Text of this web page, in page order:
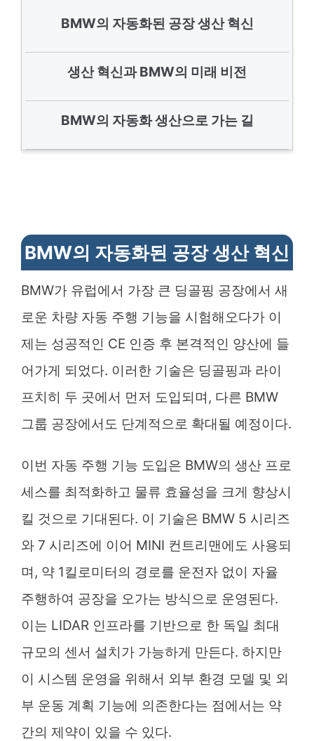
BMW의 자동화된 공장 생산 혁신
생산 혁신과 BMW의 미래 비전
BMW의 자동화 생산으로 가는 길
BMW의 자동화된 공장 생산 혁신
BMW가 유럽에서 가장 큰 딩골핑 공장에서 새
로운 차량 자동 주행 기능을 시험해오다가 이
제는 성공적인 CE 인증 후 본격적인 양산에 들
어가게 되었다. 이러한 기술은 딩골핑과 라이
프치히 두 곳에서 먼저 도입되며, 다른 BMW
그룹 공장에서도 단계적으로 확대될 예정이다.
이번 자동 주행 기능 도입은 BMW의 생산 프로
세스를 최적화하고 물류 효율성을 크게 향상시
킬 것으로 기대된다. 이 기술은 BMW 5 시리즈
와 7 시리즈에 이어 MINI 컨트리맨에도 사용되
며, 약 1킬로미터의 경로를 운전자 없이 자율
주행하여 공장을 오가는 방식으로 운영된다.
이는 LIDAR 인프라를 기반으로 한 독일 최대
규모의 센서 설치가 가능하게 만든다. 하지만
이 시스템 운영을 위해서 외부 환경 모델 및 외
부 운동 계획 기능에 의존한다는 점에서는 약
간의 제약이 있을 수 있다.